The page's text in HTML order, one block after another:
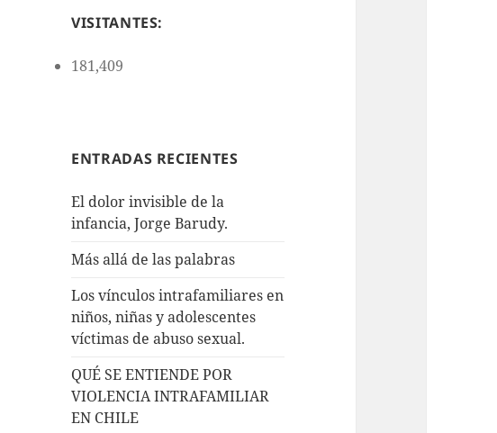
VISITANTES:
181,409
ENTRADAS RECIENTES
El dolor invisible de la
infancia, Jorge Barudy.
Más allá de las palabras
Los vínculos intrafamiliares en
niños, niñas y adolescentes
víctimas de abuso sexual.
QUÉ SE ENTIENDE POR
VIOLENCIA INTRAFAMILIAR
EN CHILE